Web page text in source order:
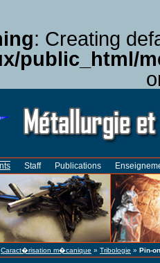
: Creating
public_html/
Staff Publications
Caract�risation m�canique » Tribologie » Pin-